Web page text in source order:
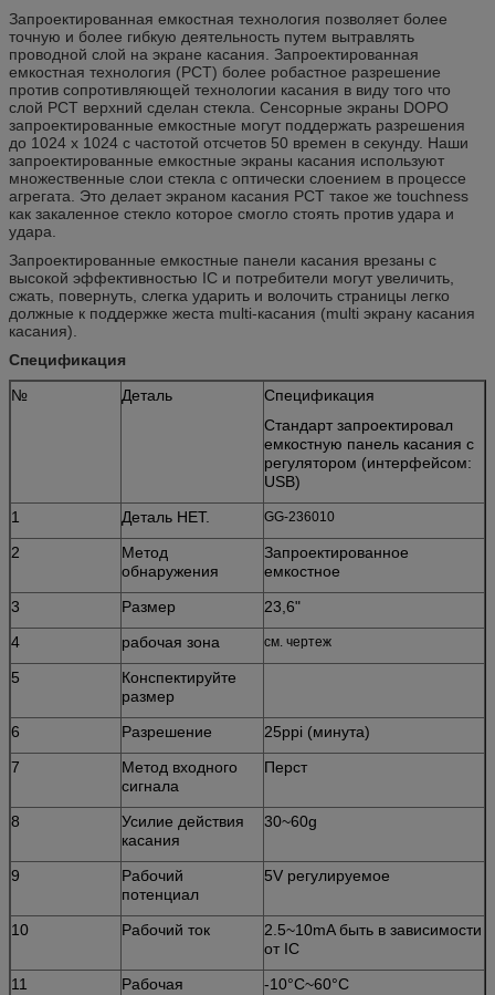
Запроектированная емкостная технология позволяет более
точную и более гибкую деятельность путем вытравлять
проводной слой на экране касания. Запроектированная
емкостная технология (PCT) более робастное разрешение
против сопротивляющей технологии касания в виду того что
слой PCT верхний сделан стекла. Сенсорные экраны DOPO
запроектированные емкостные могут поддержать разрешения
до 1024 x 1024 с частотой отсчетов 50 времен в секунду. Наши
запроектированные емкостные экраны касания используют
множественные слои стекла с оптически слоением в процессе
агрегата. Это делает экраном касания PCT такое же touchness
как закаленное стекло которое смогло стоять против удара и
удара.
Запроектированные емкостные панели касания врезаны с
высокой эффективностью IC и потребители могут увеличить,
сжать, повернуть, слегка ударить и волочить страницы легко
должные к поддержке жеста multi-касания (multi экрану касания
касания).
Спецификация
№
Деталь
Спецификация
Стандарт запроектировал
емкостную панель касания с
регулятором (интерфейсом:
USB)
1
Деталь НЕТ. GG-236010
2
Метод
обнаружения
Запроектированное
емкостное
3
Размер
23,6"
4
рабочая зона см. чертеж
5
Конспектируйте
размер
6
Разрешение
25ppi (минута)
7
Метод входного
сигнала
Перст
8
Усилие действия
касания
30~60g
9
Рабочий
потенциал
5V регулируемое
10 Рабочий ток
2.5~10mA быть в зависимости
от IC
11
Рабочая
-10°C~60°C